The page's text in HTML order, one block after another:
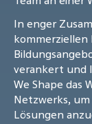
In enger
verankert und
We Shape das
Netzwerks,
Lösungen